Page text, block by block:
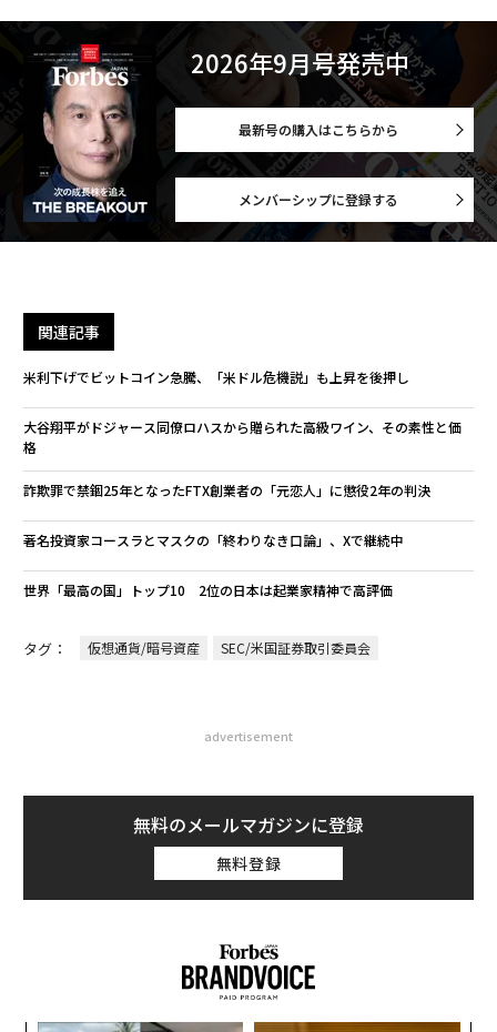
2026年9月号発売中
最新号の購入はこちらから
メンバーシップに登録する
関連記事
米利下げでビットコイン急騰、「米ドル危機説」も上昇を後押し
大谷翔平がドジャース同僚ロハスから贈られた高級ワイン、その素性と価
格
詐欺罪で禁錮25年となったFTX創業者の「元恋人」に懲役2年の判決
著名投資家コースラとマスクの「終わりなき口論」、Xで継続中
世界「最高の国」トップ10 2位の日本は起業家精神で高評価
タグ： 仮想通貨/暗号資産 SEC/米国証券取引委員会
advertisement
無料のメールマガジンに登録
無料登録